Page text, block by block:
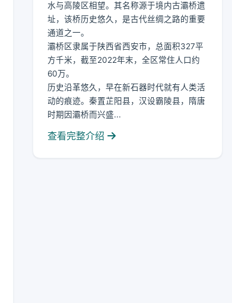
水与高陵区相望。其名称源于境内古灞桥遗
址，该桥历史悠久，是古代丝绸之路的重要
通道之一。
灞桥区隶属于陕西省西安市，总面积327平
方千米，截至2022年末，全区常住人口约
60万。
历史沿革悠久，早在新石器时代就有人类活
动的痕迹。秦置芷阳县，汉设霸陵县，隋唐
时期因灞桥而兴盛...
查看完整介绍